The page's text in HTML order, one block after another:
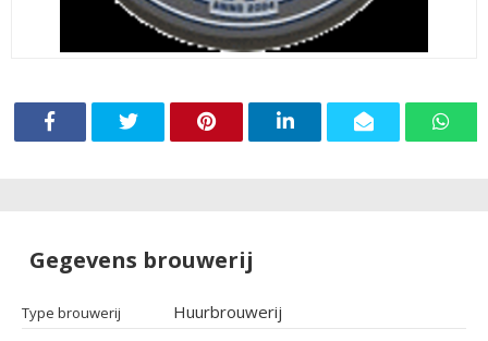
Gegevens brouwerij
Type brouwerij Huurbrouwerij